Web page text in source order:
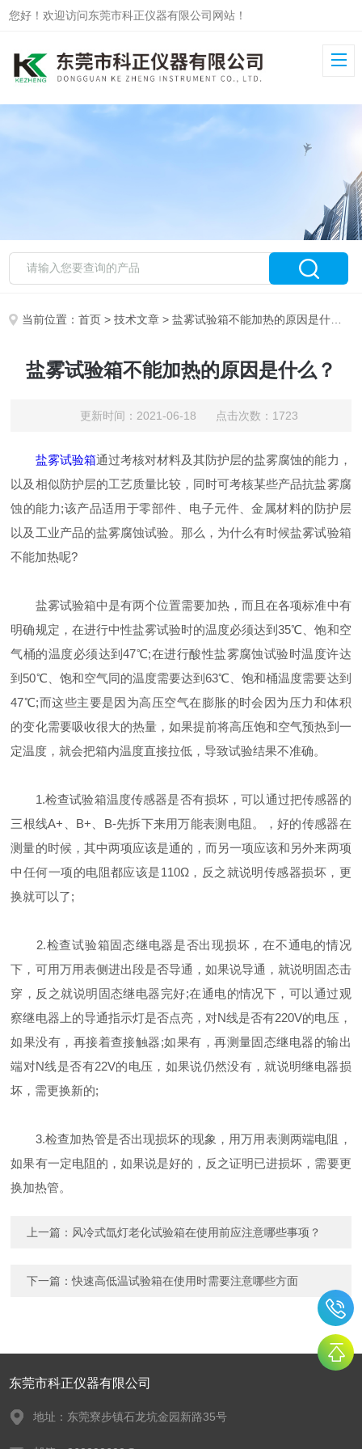
您好！欢迎访问东莞市科正仪器有限公司网站！
当前位置：首页 >技术文章 > 盐雾试验箱不能加热的原因是什么？
盐雾试验箱不能加热的原因是什么？
更新时间：2021-06-18 点击次数：1723
盐雾试验箱通过考核对材料及其防护层的盐雾腐蚀的能力，
以及相似防护层的工艺质量比较，同时可考核某些产品抗盐雾腐
蚀的能力;该产品适用于零部件、电子元件、金属材料的防护层
以及工业产品的盐雾腐蚀试验。那么，为什么有时候盐雾试验箱
不能加热呢?
盐雾试验箱中是有两个位置需要加热，而且在各项标准中有
明确规定，在进行中性盐雾试验时的温度必须达到35℃、饱和空
气桶的温度必须达到47℃;在进行酸性盐雾腐蚀试验时温度许达
到50℃、饱和空气同的温度需要达到63℃、饱和桶温度需要达到
47℃;而这些主要是因为高压空气在膨胀的时会因为压力和体积
的变化需要吸收很大的热量，如果提前将高压饱和空气预热到一
定温度，就会把箱内温度直接拉低，导致试验结果不准确。
1.检查试验箱温度传感器是否有损坏，可以通过把传感器的
三根线A+、B+、B-先拆下来用万能表测电阻。，好的传感器在
测量的时候，其中两项应该是通的，而另一项应该和另外来两项
中任何一项的电阻都应该是110Ω，反之就说明传感器损坏，更
换就可以了;
2.检查试验箱固态继电器是否出现损坏，在不通电的情况
下，可用万用表侧进出段是否导通，如果说导通，就说明固态击
穿，反之就说明固态继电器完好;在通电的情况下，可以通过观
察继电器上的导通指示灯是否点亮，对N线是否有220V的电压，
如果没有，再接着查接触器;如果有，再测量固态继电器的输出
端对N线是否有22V的电压，如果说仍然没有，就说明继电器损
坏，需更换新的;
3.检查加热管是否出现损坏的现象，用万用表测两端电阻，
如果有一定电阻的，如果说是好的，反之证明已进损坏，需要更
换加热管。
上一篇： 风冷式氙灯老化试验箱在使用前应注意哪些事项？
下一篇：快速高低温试验箱在使用时需要注意哪些方面
东莞市科正仪器有限公司
地址：东莞寮步镇石龙坑金园新路35号